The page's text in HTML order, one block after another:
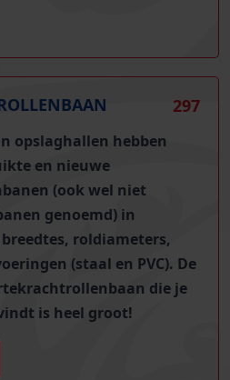
297
opslaghallen hebben
en nieuwe
(ook wel niet
genoemd) in
roldiameters,
(staal en PVC). De
die je
is heel groot!